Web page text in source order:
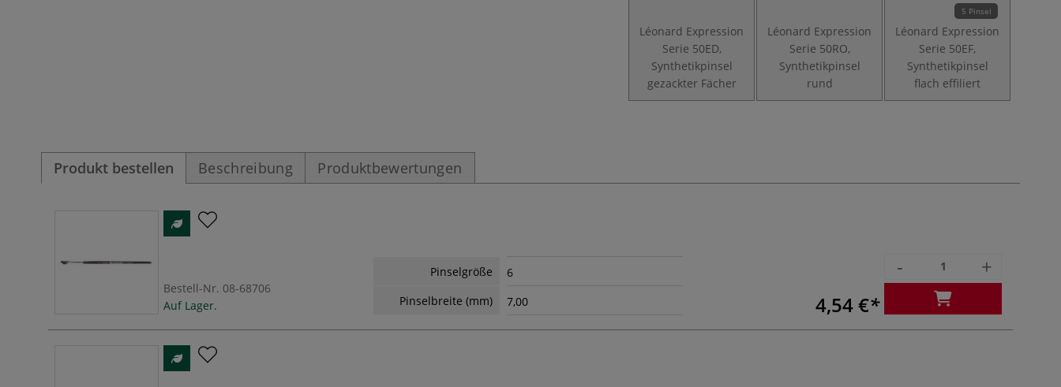
Léonard Expression
Serie 50ED,
Synthetikpinsel
gezackter Fächer
Léonard Expression
Serie 50RO,
Synthetikpinsel
rund
5 Pinsel
Léonard Expression
Serie 50EF,
Synthetikpinsel
flach effiliert
Produkt bestellen Beschreibung Produktbewertungen
Bestell-Nr. 08-68706
Auf Lager.
Pinselgröße
6
Pinselbreite (mm)
7,00 4,54 €
- +